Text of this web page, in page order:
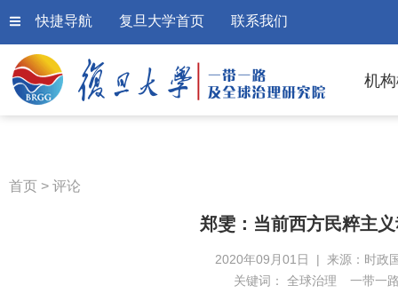
快捷导航 复旦大学首页 联系我们
机
首页 > 评论
郑雯：当前西方民粹主
2020年09月01日 | 来源：时政
关键词： 全球治理 一带一